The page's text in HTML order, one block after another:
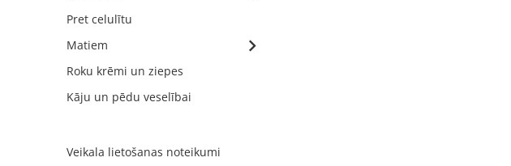
Pret celulītu
Matiem
Roku krēmi un ziepes
Kāju un pēdu veselībai
Veikala lietošanas noteikumi